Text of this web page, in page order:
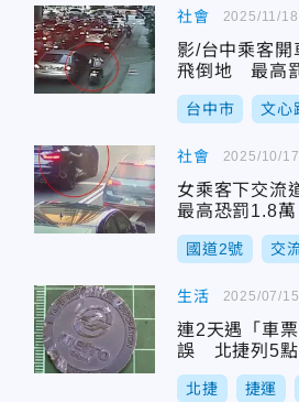
社會
影/台中乘客開
飛倒地 最高
台中市 文心
2025/11/
社會
女乘客下交流
最高恐罰1.8萬
國道2號 交
2025/10/
生活
連2天遇「車
誤 北捷列5點
北捷 捷運
2025/07/